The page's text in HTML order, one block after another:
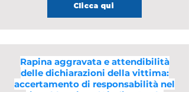
Clicca qui
Rapina aggravata e attendibilità
delle dichiarazioni della vittima:
accertamento di responsabilità nel